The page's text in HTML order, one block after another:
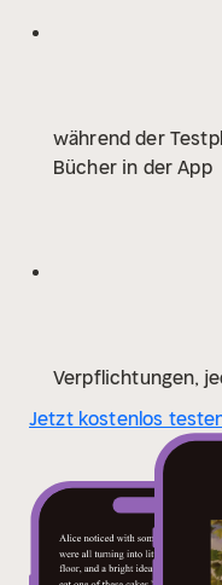
von Wolzogen)
Hugo) Die
Naubert) Gösta
Schwarz (Stendhal)
Tage des Marschalls
Die
Wolfgang von Goethe)
(Johann Wolfgang
während der
Bücher in der App
Verpflichtungen,
Jetzt kostenlos